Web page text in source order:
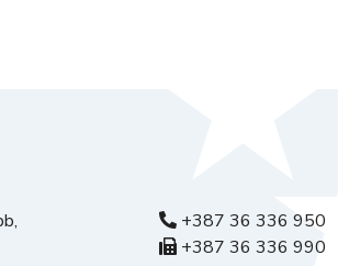
+387 36 336 950
+387 36 336 990